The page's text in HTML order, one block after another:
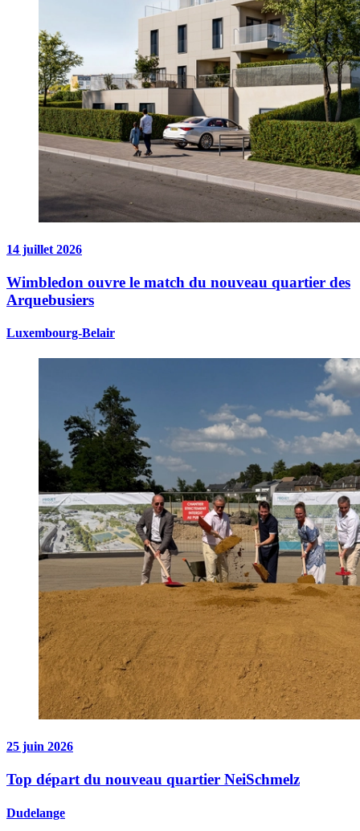
14 juillet 2026
Wimbledon ouvre le match du nouveau quartier des
Arquebusiers
Luxembourg-Belair
25 juin 2026
Top départ du nouveau quartier NeiSchmelz
Dudelange